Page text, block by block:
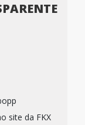
site da FKX